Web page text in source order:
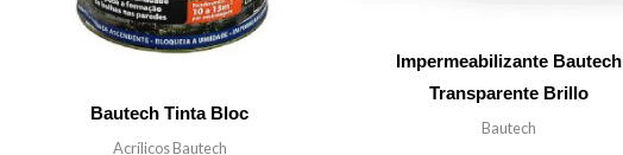
Bautech Tinta Bloc
Acrílicos Bautech
Impermeabilizante Bautech
Transparente Brillo
Bautech